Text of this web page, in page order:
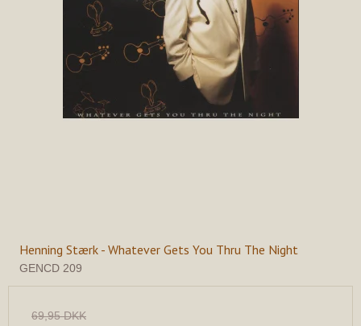
Henning Stærk - Whatever Gets You Thru The Night
GENCD 209
69,95 DKK